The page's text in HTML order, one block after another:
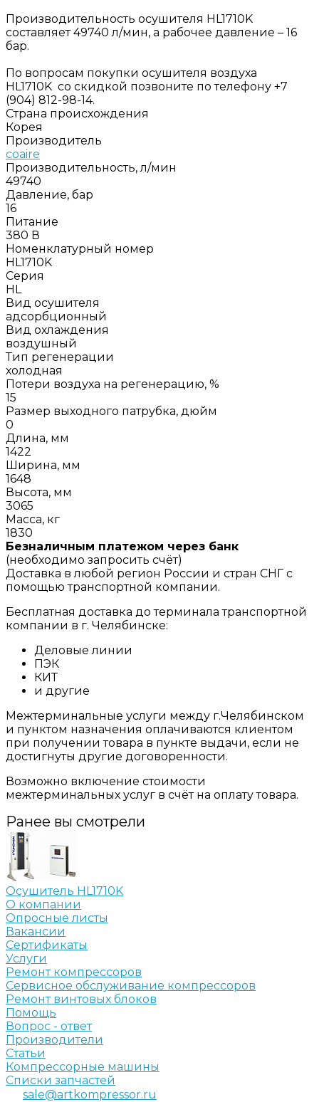
Производительность осушителя HL1710K
составляет 49740 л/мин, а рабочее давление – 16
бар.
По вопросам покупки осушителя воздуха
HL1710K со скидкой позвоните по телефону +7
(904) 812-98-14.
Страна происхождения
Корея
Производитель
coaire
Производительность, л/мин
49740
Давление, бар
16
Питание
380 В
Номенклатурный номер
HL1710K
Серия
HL
Вид осушителя
адсорбционный
Вид охлаждения
воздушный
Тип регенерации
холодная
Потери воздуха на регенерацию, %
15
Размер выходного патрубка, дюйм
0
Длина, мм
1422
Ширина, мм
1648
Высота, мм
3065
Масса, кг
1830
Безналичным платежом через банк
(необходимо запросить счёт)
Доставка в любой регион России и стран СНГ с
помощью транспортной компании.
Бесплатная доставка до терминала транспортной
компании в г. Челябинске:
Деловые линии
ПЭК
КИТ
и другие
Межтерминальные услуги между г.Челябинском
и пунктом назначения оплачиваются клиентом
при получении товара в пункте выдачи, если не
достигнуты другие договоренности.
Возможно включение стоимости
межтерминальных услуг в счёт на оплату товара.
Ранее вы смотрели
Осушитель HL1710K
О компании
Опросные листы
Вакансии
Сертификаты
Услуги
Ремонт компрессоров
Сервисное обслуживание компрессоров
Ремонт винтовых блоков
Помощь
Вопрос - ответ
Производители
Статьи
Компрессорные машины
Списки запчастей
sale@artkompressor.ru